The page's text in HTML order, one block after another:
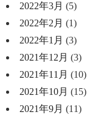
2022年3月 (5)
2022年2月 (1)
2022年1月 (3)
2021年12月 (3)
2021年11月 (10)
2021年10月 (15)
2021年9月 (11)